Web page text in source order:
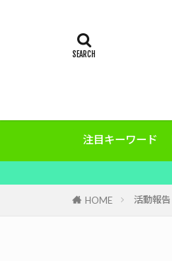
注目キーワード
HOME 活動報告